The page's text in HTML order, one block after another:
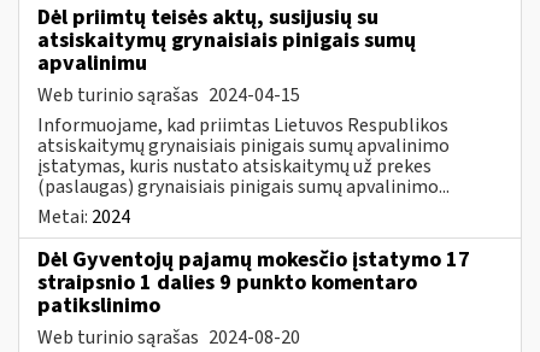
Dėl priimtų teisės aktų, susijusių su
atsiskaitymų grynaisiais pinigais sumų
apvalinimu
Web turinio sąrašas 2024-04-15
Informuojame, kad priimtas Lietuvos Respublikos
atsiskaitymų grynaisiais pinigais sumų apvalinimo
įstatymas, kuris nustato atsiskaitymų už prekes
(paslaugas) grynaisiais pinigais sumų apvalinimo...
Metai: 2024
Dėl Gyventojų pajamų mokesčio įstatymo 17
straipsnio 1 dalies 9 punkto komentaro
patikslinimo
Web turinio sąrašas 2024-08-20